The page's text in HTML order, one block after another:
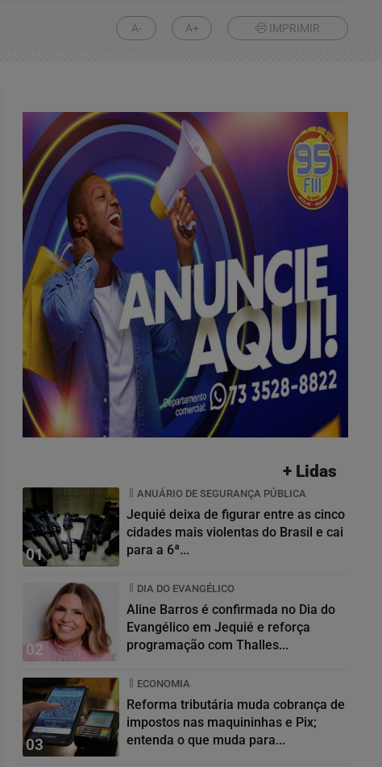
A- A+ IMPRIMIR
+ Lidas
01
ANUÁRIO DE SEGURANÇA PÚBLICA
Jequié deixa de figurar entre as cinco
cidades mais violentas do Brasil e cai
para a 6ª...
02
DIA DO EVANGÉLICO
Aline Barros é confirmada no Dia do
Evangélico em Jequié e reforça
programação com Thalles...
03
ECONOMIA
Reforma tributária muda cobrança de
impostos nas maquininhas e Pix;
entenda o que muda para...